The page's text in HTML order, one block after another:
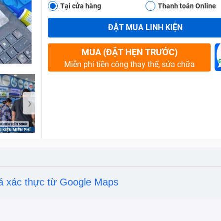
Bảo Hành One
›
Tại cửa hàng Thanh toán Online
ĐẶT MUA LINH KIỆN
MUA (ĐẶT HẸN TRƯỚC)
Miễn phí tiền công thay thế, sửa chữa
xác thực từ Google Maps